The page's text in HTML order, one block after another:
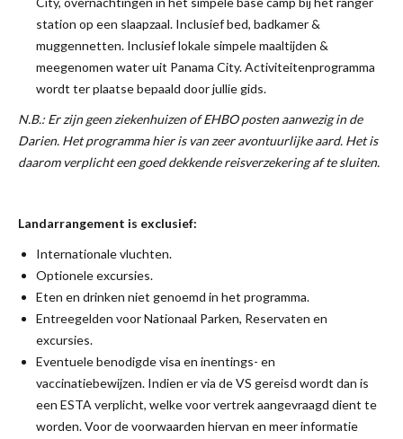
station op een slaapzaal. Inclusief bed, badkamer &
muggennetten. Inclusief lokale simpele maaltijden &
meegenomen water uit Panama City. Activiteitenprogramma
wordt ter plaatse bepaald door jullie gids.
N.B.: Er zijn geen ziekenhuizen of EHBO posten aanwezig in de
Darien. Het programma hier is van zeer avontuurlijke aard. Het is
daarom verplicht een goed dekkende reisverzekering af te sluiten.
Landarrangement is exclusief:
Internationale vluchten.
Optionele excursies.
Eten en drinken niet genoemd in het programma.
Entreegelden voor Nationaal Parken, Reservaten en
excursies.
Eventuele benodigde visa en inentings- en
vaccinatiebewijzen. Indien er via de VS gereisd wordt dan is
een ESTA verplicht, welke voor vertrek aangevraagd dient te
worden. Voor de voorwaarden hiervan en meer informatie